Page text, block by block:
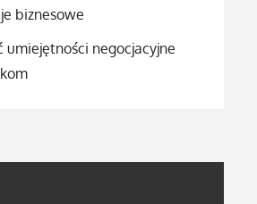
biznesowe
umiejętności negocjacyjne